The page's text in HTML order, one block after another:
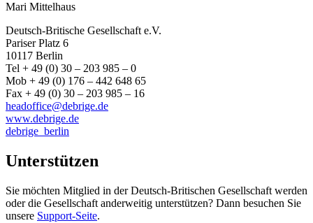
Mari Mittelhaus
Deutsch-Britische Gesellschaft e.V.
Pariser Platz 6
10117 Berlin
Tel + 49 (0) 30 – 203 985 – 0
Mob + 49 (0) 176 – 442 648 65
Fax + 49 (0) 30 – 203 985 – 16
headoffice@debrige.de
www.debrige.de
debrige_berlin
Unterstützen
Sie möchten Mitglied in der Deutsch-Britischen Gesellschaft werden
oder die Gesellschaft anderweitig unterstützen? Dann besuchen Sie
unsere Support-Seite.